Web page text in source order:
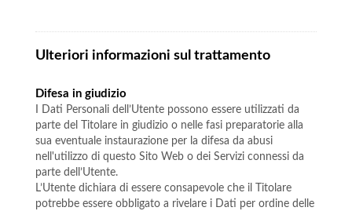
Ulteriori informazioni sul trattamento
Difesa in giudizio
I Dati Personali dell’Utente possono essere utilizzati da
parte del Titolare in giudizio o nelle fasi preparatorie alla
sua eventuale instaurazione per la difesa da abusi
nell'utilizzo di questo Sito Web o dei Servizi connessi da
parte dell’Utente.
L’Utente dichiara di essere consapevole che il Titolare
potrebbe essere obbligato a rivelare i Dati per ordine delle